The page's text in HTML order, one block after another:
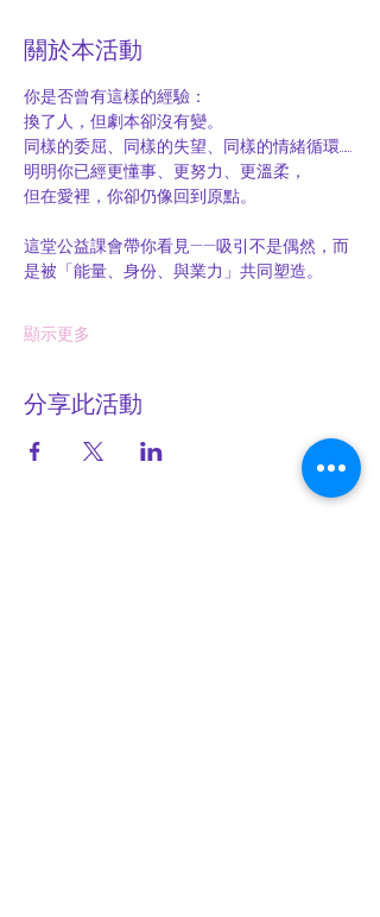
關於本活動
你是否曾有這樣的經驗：
換了人，但劇本卻沒有變。
同樣的委屈、同樣的失望、同樣的情緒循環……
明明你已經更懂事、更努力、更溫柔，
但在愛裡，你卻仍像回到原點。
這堂公益課會帶你看見——吸引不是偶然，而
是被「能量、身份、與業力」共同塑造。
顯示更多
分享此活動